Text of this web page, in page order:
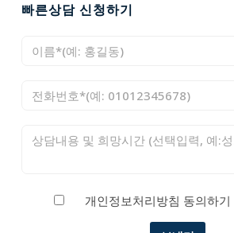
빠른상담 신청하기
개인정보처리방침 동의하기